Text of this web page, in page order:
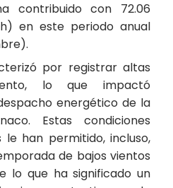
contribuido con 72.06
en este periodo anual
por registrar altas
lo que impactó
energético de la
Estas condiciones
han permitido, incluso,
de bajos vientos
lo que ha significado un